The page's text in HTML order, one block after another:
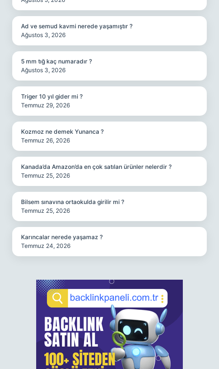
Ad ve semud kavmi nerede yaşamıştır ?
Ağustos 3, 2026
5 mm tığ kaç numaradır ?
Ağustos 3, 2026
Triger 10 yıl gider mi ?
Temmuz 29, 2026
Kozmoz ne demek Yunanca ?
Temmuz 26, 2026
Kanada’da Amazon’da en çok satılan ürünler nelerdir ?
Temmuz 25, 2026
Bilsem sınavına ortaokulda girilir mi ?
Temmuz 25, 2026
Karıncalar nerede yaşamaz ?
Temmuz 24, 2026